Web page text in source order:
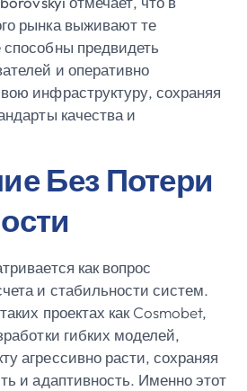
рынка выживают те
предвидеть
и оперативно
инфраструктуру, сохраняя
качества и
Без Потери
как вопрос
и стабильности систем.
проектах как Cosmobet,
гибких моделей,
агрессивно расти, сохраняя
и адаптивность. Именно этот